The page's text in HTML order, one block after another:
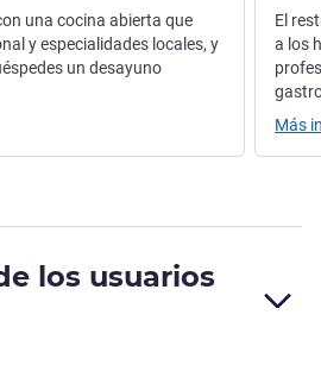
una cocina abierta que
y especialidades locales, y
un desayuno
El
a los
Más
los usuarios